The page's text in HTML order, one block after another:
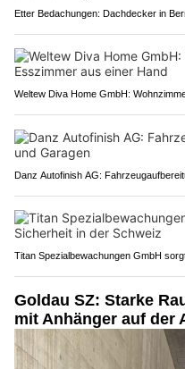
Etter Bedachungen: Dachdecker in
Weltew Diva Home GmbH:
Danz Autofinish AG:
Titan Spezialbewachungen GmbH
Goldau SZ: Starke
mit Anhänger auf der